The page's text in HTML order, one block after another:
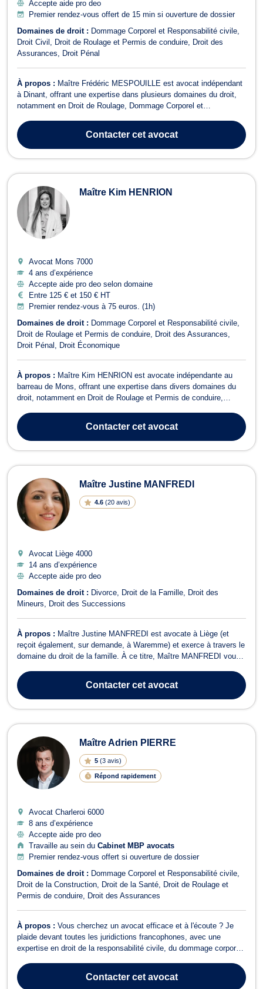
Accepte aide pro deo
Premier rendez-vous offert de 15 min si ouverture de dossier
Domaines de droit : Dommage Corporel et Responsabilité civile
Droit Civil
Droit de Roulage et Permis de conduire
Droit des
Assurances
Droit Pénal
À propos : Maître Frédéric MESPOUILLE est avocat indépendant
à Dinant, offrant une expertise dans plusieurs domaines du droit,
notamment en Droit de Roulage, Dommage Corporel et
un Master en droit en finalité Justice civile et pénale et un certificat
universitaire en dro...Contactercet avocat
Maître Kim HENRION
Avocat Mons 7000
4 ans d’expérience
Accepte aide pro deo selon domaine
Entre 125 € et 150 € HT
Premier rendez-vous à 75 euros. (1h)
Domaines de droit : Dommage Corporel et Responsabilité civile
Droit de Roulage et Permis de conduire
Droit des Assurances
Droit Pénal
Droit Économique
À propos : Maître Kim HENRION est avocate indépendante au
barreau de Mons, offrant une expertise dans divers domaines du
droit, notamment en Droit de Roulage et Permis de conduire,
Économique et Droit des Assurances. Avec une approche
rigoureuse et pragmatique, Maître HENRI...
Contactercet avocat
Maître Justine MANFREDI
4.6 (20 avis)
Avocat Liège 4000
14 ans d’expérience
Accepte aide pro deo
Domaines de droit : Divorce Droit de la Famille
Droit des
Mineurs
Droit des Successions
À propos : Maître Justine MANFREDI est avocate à Liège (et
reçoit également, sur demande, à Waremme) et exerce à travers le
domaine du droit de la famille. À ce titre, Maître MANFREDI vous
ou amiable). Elle intervient également dans les domaines suivants
: séparation en...
Contactercet avocat
Maître Adrien PIERRE
5 (3 avis)
Répond rapidement
Avocat Charleroi 6000
8 ans d’expérience
Accepte aide pro deo
Travaille au sein du Cabinet MBP avocats
Premier rendez-vous offert si ouverture de dossier
Domaines de droit : Dommage Corporel et Responsabilité civile
Droit de la Construction
Droit de la Santé
Droit de Roulage et
Permis de conduire
Droit des Assurances
À propos : Vous cherchez un avocat efficace et à l'écoute ? Je
plaide devant toutes les juridictions francophones, avec une
expertise en droit de la responsabilité civile, du dommage corporel
ou d’une erreur médicale ? Je vous accompagne pour obtenir
réparation et ind...
Contactercet avocat